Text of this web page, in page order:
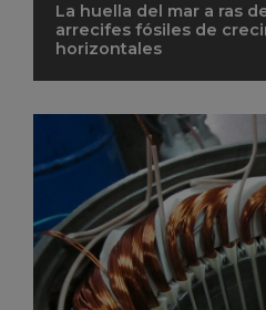
La huella del mar a ras
arrecifes fósiles de
horizontales